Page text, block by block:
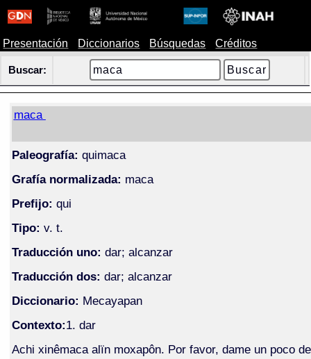
Presentación Diccionarios Búsquedas Créditos
Buscar:
maca
Paleografía: quimaca
Grafía normalizada: maca
Prefijo: qui
Tipo: v. t.
Traducción uno: dar; alcanzar
Traducción dos: dar; alcanzar
Diccionario: Mecayapan
Contexto:1. dar
Achi xinêmaca alïn moxapôn. Por favor, dame un poco de